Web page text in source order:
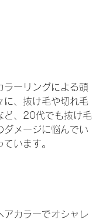
ラーリングによる頭
に、抜け毛や切れ毛
ど、20代でも抜け毛
ダメージに悩んでい
います。
アカラーでオシャレ